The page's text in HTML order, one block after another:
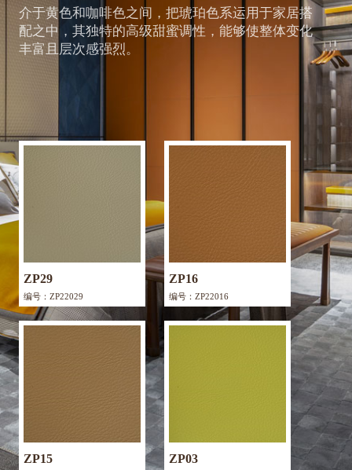
介于黄色和咖啡色之间，把琥珀色系运用于家居搭
配之中，其独特的高级甜蜜调性，能够使整体变化
丰富且层次感强烈。
ZP29
编号：ZP22029
ZP16
编号：ZP22016
ZP15 ZP03